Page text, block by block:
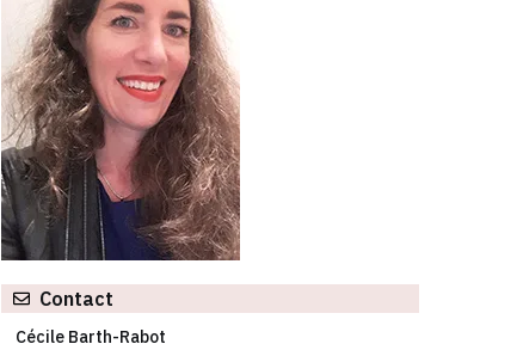
Contact
Cécile Barth-Rabot